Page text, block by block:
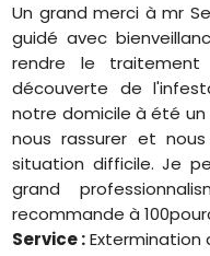
Un grand merci à mr
guidé avec
rendre le
découverte de
notre domicile à été
nous rassurer et
situation difficile. Je
grand
recommande à
Service :Extermination